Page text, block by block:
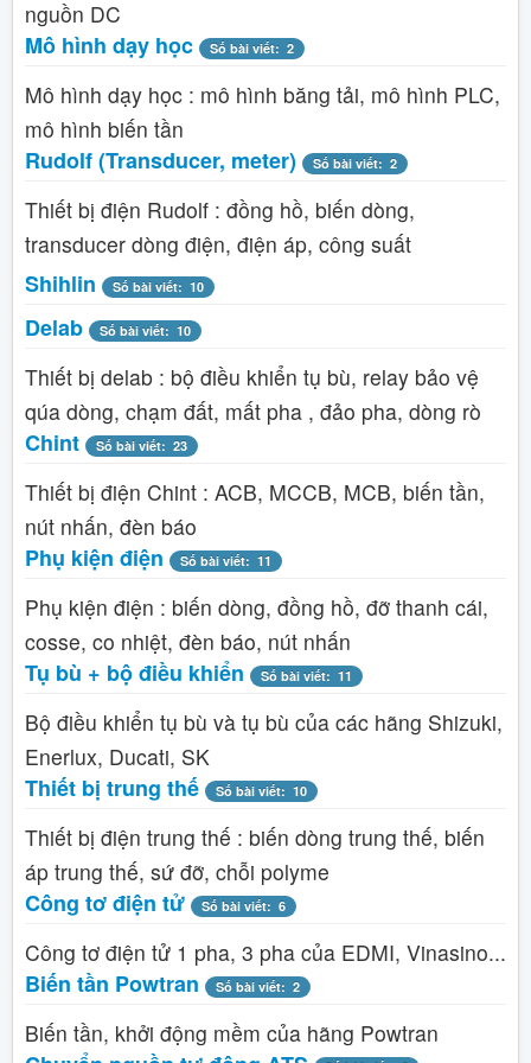
nguồn DC
Mô hình dạy học Số bài viết: 2
Mô hình dạy học : mô hình băng tải, mô hình PLC,
mô hình biến tần
Rudolf (Transducer, meter) Số bài viết: 2
Thiết bị điện Rudolf : đồng hồ, biến dòng,
transducer dòng điện, điện áp, công suất
Shihlin Số bài viết: 10
Delab Số bài viết: 10
Thiết bị delab : bộ điều khiển tụ bù, relay bảo vệ
qúa dòng, chạm đất, mất pha , đảo pha, dòng rò
Chint Số bài viết: 23
Thiết bị điện Chint : ACB, MCCB, MCB, biến tần,
nút nhấn, đèn báo
Phụ kiện điện Số bài viết: 11
Phụ kiện điện : biến dòng, đồng hồ, đỡ thanh cái,
cosse, co nhiệt, đèn báo, nút nhấn
Tụ bù + bộ điều khiển Số bài viết: 11
Bộ điều khiển tụ bù và tụ bù của các hãng Shizuki,
Enerlux, Ducati, SK
Thiết bị trung thế Số bài viết: 10
Thiết bị điện trung thế : biến dòng trung thế, biến
áp trung thế, sứ đỡ, chỗi polyme
Công tơ điện tử Số bài viết: 6
Công tơ điện tử 1 pha, 3 pha của EDMI, Vinasino...
Biến tần Powtran Số bài viết: 2
Biến tần, khởi động mềm của hãng Powtran